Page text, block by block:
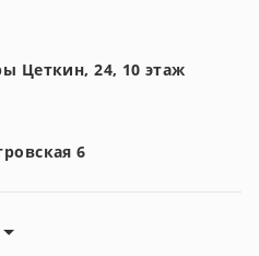
Цеткин, 24, 10 этаж
6